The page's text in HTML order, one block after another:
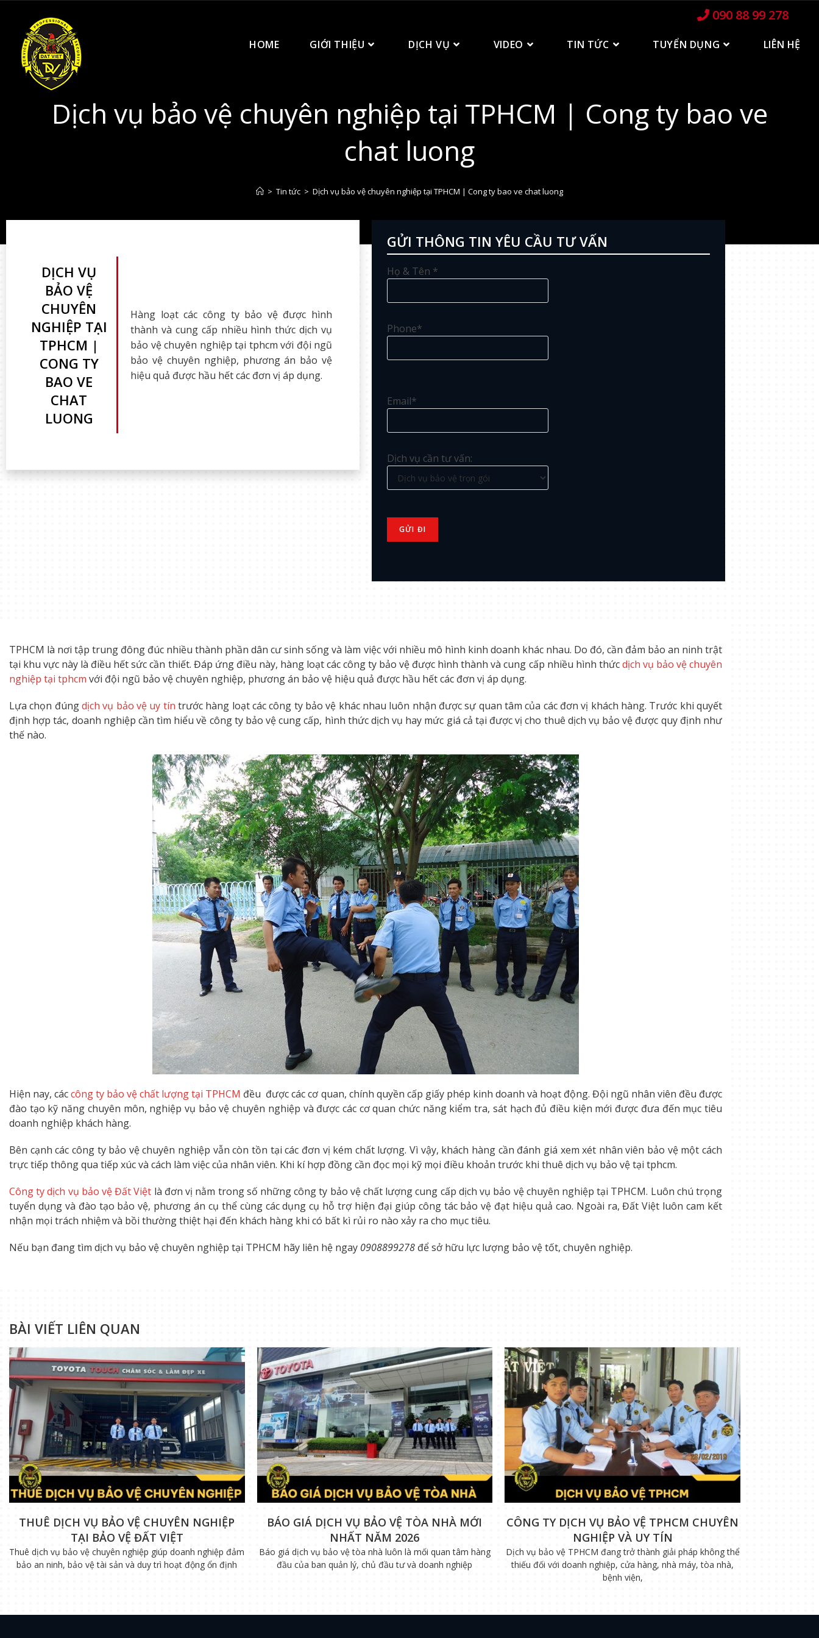
090 88 99 278
HOME GIỚI THIỆU DỊCH VỤ VIDEO TIN TỨC TUYỂN DỤNG LIÊN HỆ
Dịch vụ bảo vệ chuyên nghiệp tại TPHCM | Cong ty bao ve
chat luong
> Tin tức > Dịch vụ bảo vệ chuyên nghiệp tại TPHCM | Cong ty bao ve chat luong
DỊCH VỤ
BẢO VỆ
CHUYÊN
NGHIỆP TẠI
TPHCM |
CONG TY
BAO VE
CHAT
LUONG
Hàng loạt các công ty bảo vệ được hình
thành và cung cấp nhiều hình thức dịch vụ
bảo vệ chuyên nghiệp tại tphcm với đội ngũ
bảo vệ chuyên nghiệp, phương án bảo vệ
hiệu quả được hầu hết các đơn vị áp dụng.
GỬI THÔNG TIN YÊU CẦU TƯ VẤN
Họ & Tên *
Phone*
Email*
Dịch vụ cần tư vấn:
TPHCM là nơi tập trung đông đúc nhiều thành phần dân cư sinh sống và làm việc với nhiều mô hình kinh doanh khác nhau. Do đó, cần đảm bảo an ninh trật
tại khu vực này là điều hết sức cần thiết. Đáp ứng điều này, hàng loạt các công ty bảo vệ được hình thành và cung cấp nhiều hình thứcdịch vụ bảo vệ chuyên
nghiệp tại tphcm với đội ngũ bảo vệ chuyên nghiệp, phương án bảo vệ hiệu quả được hầu hết các đơn vị áp dụng.
Lựa chọn đúngdịch vụ bảo vệ uy tín trước hàng loạt các công ty bảo vệ khác nhau luôn nhận được sự quan tâm của các đơn vị khách hàng. Trước khi quyết
định hợp tác, doanh nghiệp cần tìm hiểu về công ty bảo vệ cung cấp, hình thức dịch vụ hay mức giá cả tại được vị cho thuê dịch vụ bảo vệ được quy định như
thế nào.
Hiện nay, cáccông ty bảo vệ chất lượng tại TPHCM đều được các cơ quan, chính quyền cấp giấy phép kinh doanh và hoạt động. Đội ngũ nhân viên đều được
đào tạo kỹ năng chuyên môn, nghiệp vụ bảo vệ chuyên nghiệp và được các cơ quan chức năng kiểm tra, sát hạch đủ điều kiện mới được đưa đến mục tiêu
doanh nghiệp khách hàng.
Bên cạnh các công ty bảo vệ chuyên nghiệp vẫn còn tồn tại các đơn vị kém chất lượng. Vì vậy, khách hàng cần đánh giá xem xét nhân viên bảo vệ một cách
trực tiếp thông qua tiếp xúc và cách làm việc của nhân viên. Khi kí hợp đồng cần đọc mọi kỹ mọi điều khoản trước khi thuê dịch vụ bảo vệ tại tphcm.
Công ty dịch vụ bảo vệ Đất Việt là đơn vị nằm trong số những công ty bảo vệ chất lượng cung cấp dịch vụ bảo vệ chuyên nghiệp tại TPHCM. Luôn chú trọng
tuyển dụng và đào tạo bảo vệ, phương án cụ thể cùng các dụng cụ hỗ trợ hiện đại giúp công tác bảo vệ đạt hiệu quả cao. Ngoài ra, Đất Việt luôn cam kết
nhận mọi trách nhiệm và bồi thường thiệt hại đến khách hàng khi có bất kì rủi ro nào xảy ra cho mục tiêu.
Nếu bạn đang tìm dịch vụ bảo vệ chuyên nghiệp tại TPHCM hãy liên hệ ngay 0908899278 để sở hữu lực lượng bảo vệ tốt, chuyên nghiệp.
BÀI VIẾT LIÊN QUAN
THUÊ DỊCH VỤ BẢO VỆ CHUYÊN NGHIỆP
TẠI BẢO VỆ ĐẤT VIỆT
Thuê dịch vụ bảo vệ chuyên nghiệp giúp doanh nghiệp đảm
bảo an ninh, bảo vệ tài sản và duy trì hoạt động ổn định
BÁO GIÁ DỊCH VỤ BẢO VỆ TÒA NHÀ MỚI
NHẤT NĂM 2026
Báo giá dịch vụ bảo vệ tòa nhà luôn là mối quan tâm hàng
đầu của ban quản lý, chủ đầu tư và doanh nghiệp
CÔNG TY DỊCH VỤ BẢO VỆ TPHCM CHUYÊN
NGHIỆP VÀ UY TÍN
Dịch vụ bảo vệ TPHCM đang trở thành giải pháp không thể
thiếu đối với doanh nghiệp, cửa hàng, nhà máy, tòa nhà,
bệnh viện,